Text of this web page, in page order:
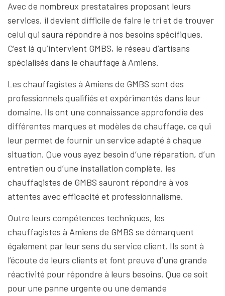
Avec de nombreux prestataires proposant leurs
services, il devient difficile de faire le tri et de trouver
celui qui saura répondre à nos besoins spécifiques.
C’est là qu’intervient GMBS, le réseau d’artisans
spécialisés dans le chauffage à Amiens.
Les chauffagistes à Amiens de GMBS sont des
professionnels qualifiés et expérimentés dans leur
domaine. Ils ont une connaissance approfondie des
différentes marques et modèles de chauffage, ce qui
leur permet de fournir un service adapté à chaque
situation. Que vous ayez besoin d’une réparation, d’un
entretien ou d’une installation complète, les
chauffagistes de GMBS sauront répondre à vos
attentes avec efficacité et professionnalisme.
Outre leurs compétences techniques, les
chauffagistes à Amiens de GMBS se démarquent
également par leur sens du service client. Ils sont à
l’écoute de leurs clients et font preuve d’une grande
réactivité pour répondre à leurs besoins. Que ce soit
pour une panne urgente ou une demande